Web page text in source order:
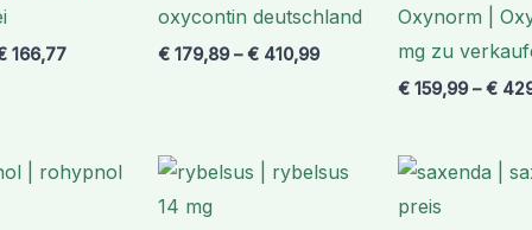
166,77
oxycontin deutschland
€ 179,89 –€ 410,99
Oxynorm |
mg zu
€159,99 –€
Preisspanne:
€ 189,99
Preisspanne:
€ 149,90